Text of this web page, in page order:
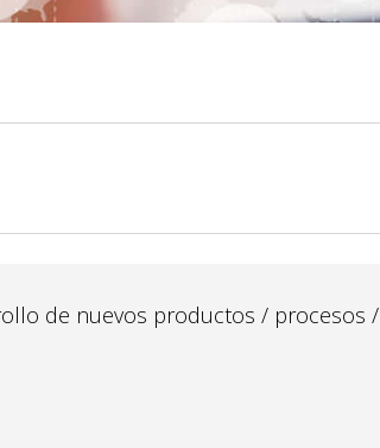
de nuevos productos / procesos /